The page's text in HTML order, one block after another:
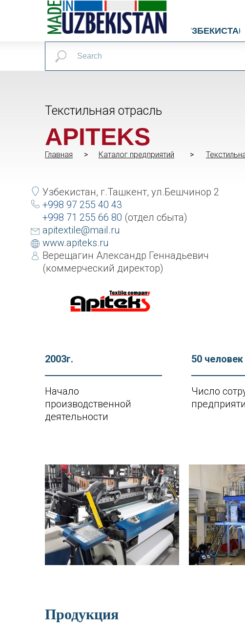
УЗБЕКИСТАН
APITEKS
Текстильная отрасль
Главная > Каталог предприятий >
> >
Узбекистан, г.Ташкент, ул.Бешчинор 2
+998 97 255 40 43
+998 71 255 66 80 (отдел сбыта)
apitextile@mail.ru
www.apiteks.ru
Верещагин Александр Геннадьевич
(коммерческий директор)
2003г.
Начало
производственной
деятельности
50 человек
Число
Продукция